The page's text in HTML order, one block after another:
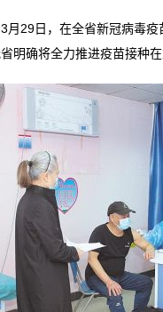
29日，在全省新冠病毒疫
明确将全力推进疫苗接种